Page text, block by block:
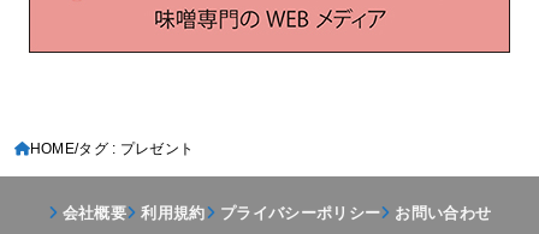
HOME タグ : プレゼント
会社概要 利用規約 プライバシーポリシー
お問い合わせ